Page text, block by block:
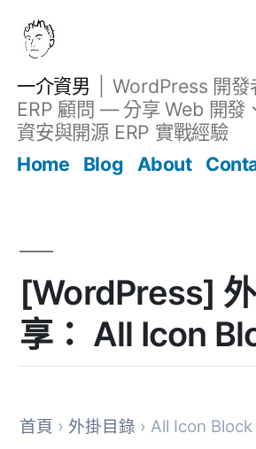
一介資男
WordPress 開
ERP 顧問 — 分享 Web 開發
資安與開源 ERP 實戰經驗
Home
Blog About
[WordPress]
享： All Icon
首頁 › 外掛目錄 › All Icon Block
文章